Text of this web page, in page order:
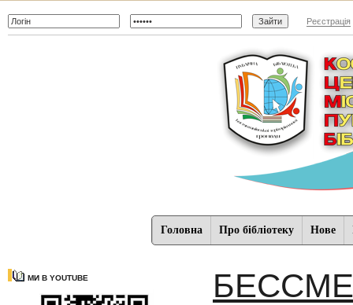
Реєстрація
Головна Про бібліотеку Нове
МИ В YOUTUBE